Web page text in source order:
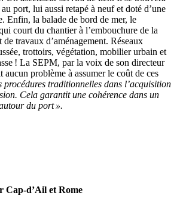
port, lui aussi retapé à neuf et doté d’une
Enfin, la balade de bord de mer, le
court du chantier à l’embouchure de la
travaux d’aménagement. Réseaux
trottoirs, végétation, mobilier urbain et
! La SEPM, par la voix de son directeur
aucun problème à assumer le coût de ces
procédures traditionnelles dans l’acquisition
Cela garantit une cohérence dans un
du port ».
Cap-d’Ail et Rome